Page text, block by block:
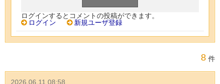
ログインするとコメントの投稿ができます。
ログイン
新規ユーザ登録
8 件
2026.06.11 08:58